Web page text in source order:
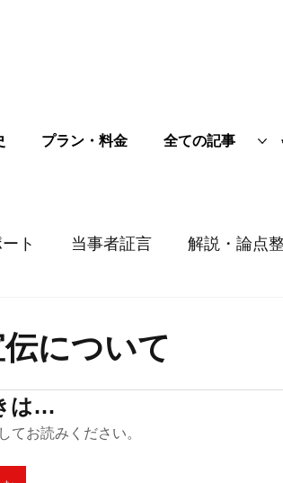
プラン・料金 全ての記事
ト 当事者証言 解説・論点
について
は…
てお読みください。